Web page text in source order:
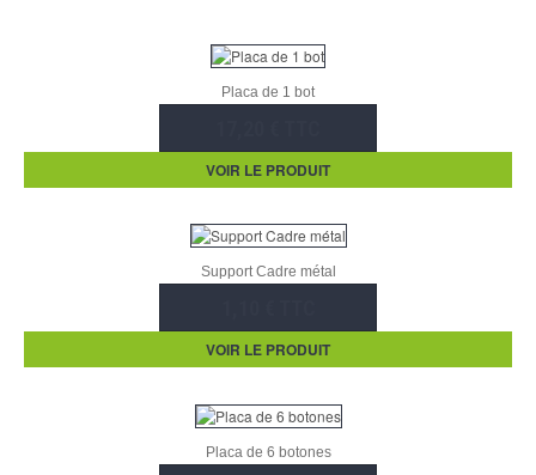
Placa de 1 bot
VOIR LE PRODUIT
Support Cadre métal
VOIR LE PRODUIT
Placa de 6 botones